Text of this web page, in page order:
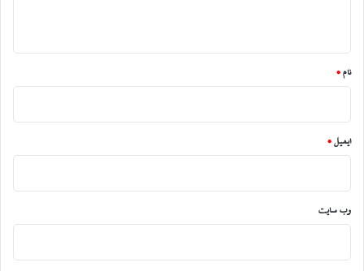
نام *
ایمیل *
وب‌ سایت